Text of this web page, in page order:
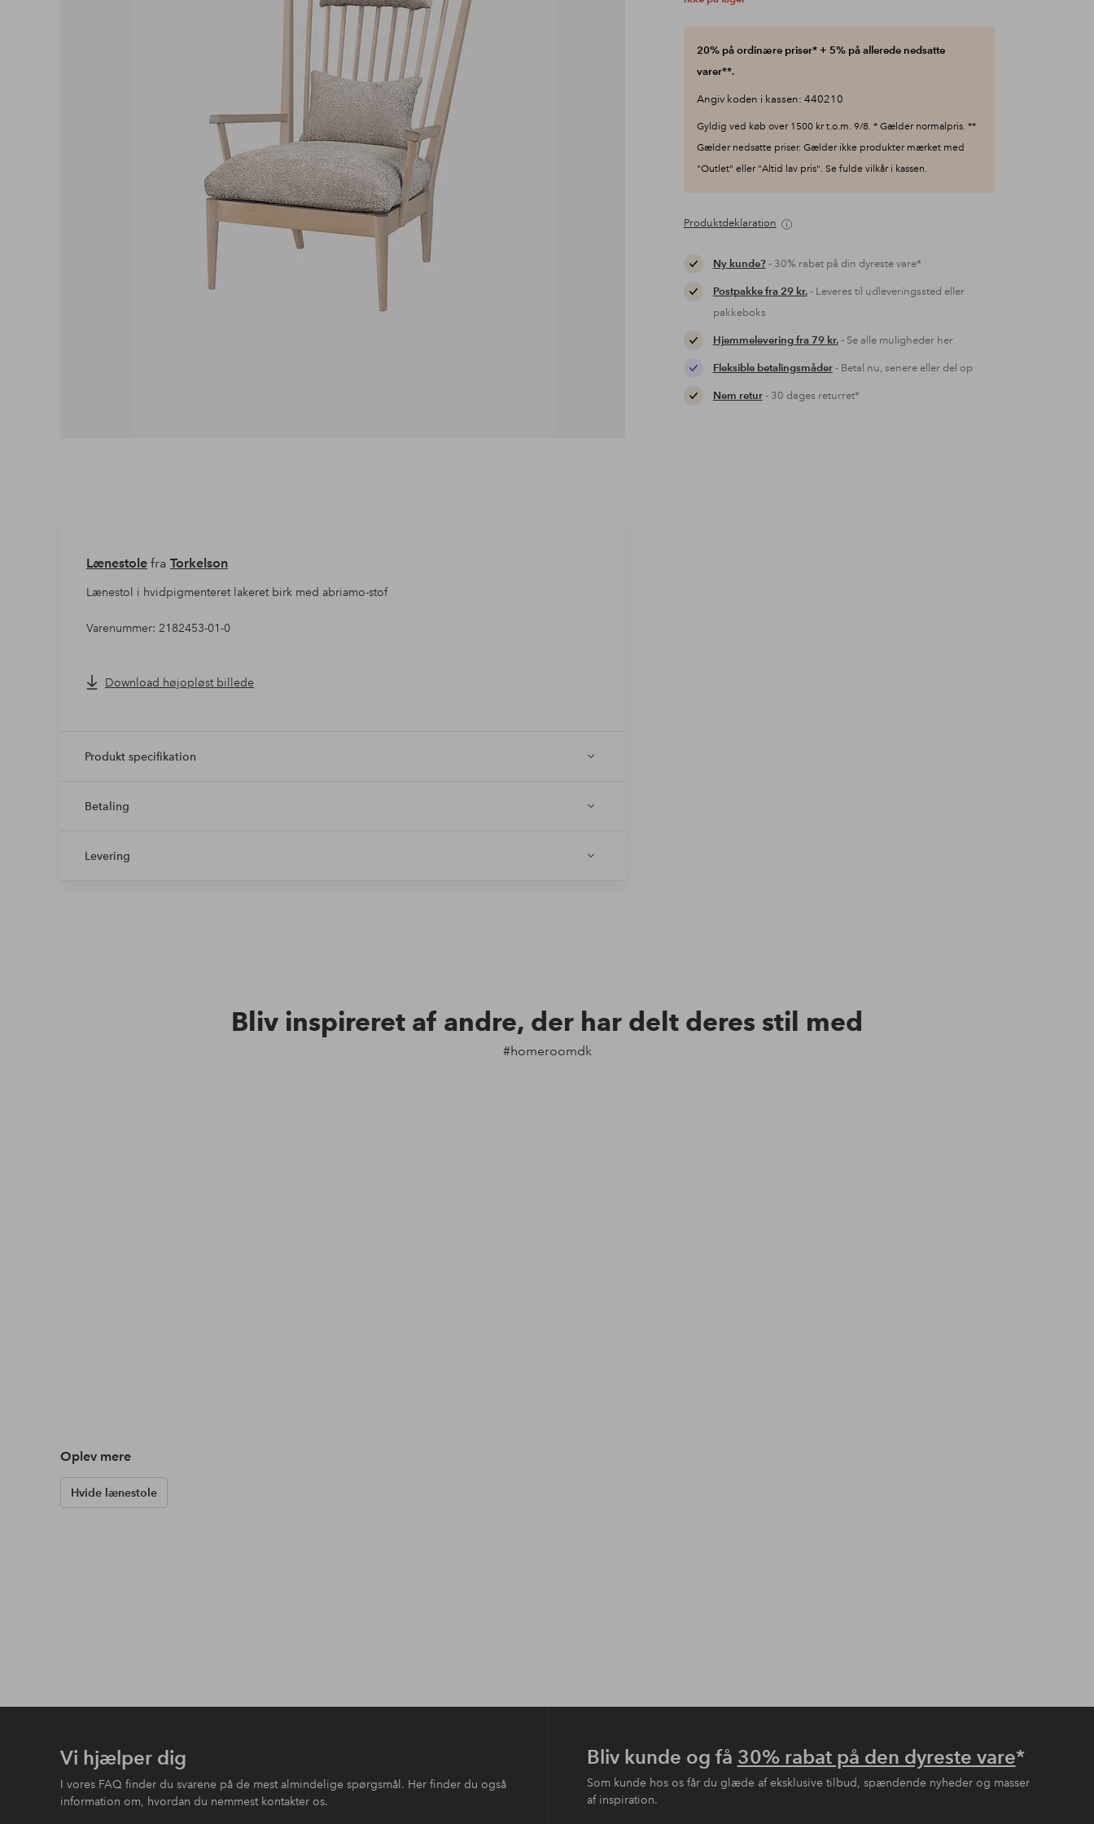
20% på ordinære priser* + 5% på allerede nedsatte
varer**.
Angiv koden i kassen: 440210
Gyldig ved køb over 1500 kr t.o.m. 9/8. * Gælder normalpris. **
Gælder nedsatte priser. Gælder ikke produkter mærket med
"Outlet" eller "Altid lav pris". Se fulde vilkår i kassen.
Produktdeklaration
Ny kunde?- 30% rabat på din dyreste vare*
Postpakke fra 29 kr.- Leveres til udleveringssted eller
pakkeboks
Hjemmelevering fra 79 kr.- Se alle muligheder her
Fleksible betalingsmåder- Betal nu, senere eller del op
Nem retur- 30 dages returret*
Lænestolefra Torkelson
Lænestol i hvidpigmenteret lakeret birk med abriamo-stof
Varenummer: 2182453-01-0
Download højopløst billede
Produkt specifikation
Betaling
Levering
Bliv inspireret af andre, der har delt deres stil med
#homeroomdk
Oplev mere
Hvide lænestole
Vi hjælper dig
I vores FAQ finder du svarene på de mest almindelige spørgsmål. Her finder du også
information om, hvordan du nemmest kontakter os.
Bliv kunde og få 30% rabat på den dyreste vare*
Som kunde hos os får du glæde af eksklusive tilbud, spændende nyheder og masser
af inspiration.